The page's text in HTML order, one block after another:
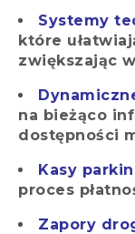
Systemy
które
zwiększając
na bieżąco
dostępności
Kasy
proces
Zapory